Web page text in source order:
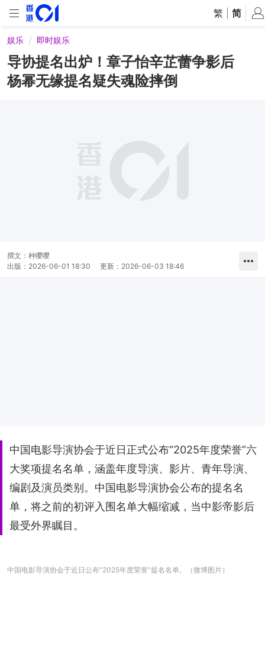
繁 简
娱乐 即时娱乐
导协提名出炉！章子怡辛芷蕾争影后
杨幂无缘提名疑失魂险摔倒
撰文： 种嘤嘤
出版： 2026-06-01 18:30 更新： 2026-06-03 18:46
中国电影导演协会于近日正式公布“2025年度荣誉”六
大奖项提名名单，涵盖年度导演、影片、青年导演、
编剧及演员类别。中国电影导演协会公布的提名名
单，将之前的初评入围名单大幅缩减，当中影帝影后
最受外界瞩目。
中国电影导演协会于近日公布“2025年度荣誉”提名名单。（微博图片）